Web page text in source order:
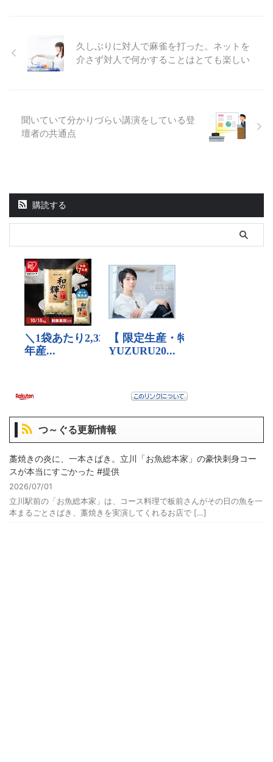
久しぶりに対人で麻雀を打った。ネットを
介さず対人で何かすることはとても楽しい
聞いていて分かりづらい講演をしている登
壇者の共通点
購読する
つ～ぐる更新情報
藁焼きの炎に、一本さばき。立川「お魚総本家」の豪快刺身コー
スが本当にすごかった #提供
2026/07/01
立川駅前の「お魚総本家」は、コース料理で板前さんがその日の魚を一
本まるごとさばき、藁焼きを実演してくれるお店で […]